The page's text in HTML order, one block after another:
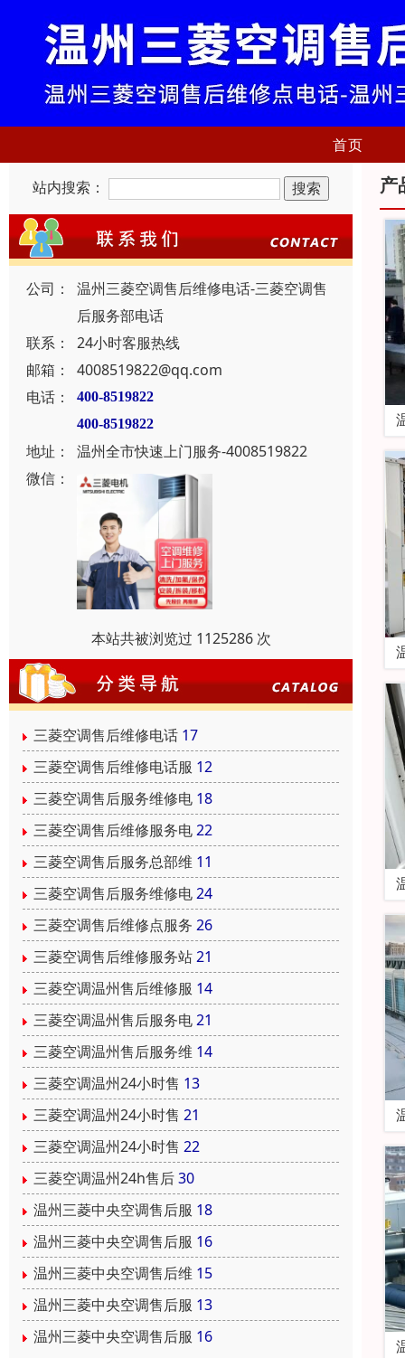
首页
站内搜索：
公司：
温州三菱空调售后维修电话-三菱空调售
后服务部电话
联系：
24小时客服热线
邮箱：
4008519822@qq.com
电话：
400-8519822
400-8519822
地址：
温州全市快速上门服务-4008519822
微信：
本站共被浏览过 1125286 次
三菱空调售后维修电话 17
三菱空调售后维修电话服 12
三菱空调售后服务维修电 18
三菱空调售后维修服务电22
三菱空调售后服务总部维 11
三菱空调售后服务维修电24
三菱空调售后维修点服务 26
三菱空调售后维修服务站21
三菱空调温州售后维修服 14
三菱空调温州售后服务电21
三菱空调温州售后服务维 14
三菱空调温州24小时售 13
三菱空调温州24小时售 21
三菱空调温州24小时售 22
三菱空调温州24h售后30
温州三菱中央空调售后服 18
温州三菱中央空调售后服 16
温州三菱中央空调售后维 15
温州三菱中央空调售后服 13
温州三菱中央空调售后服 16
产